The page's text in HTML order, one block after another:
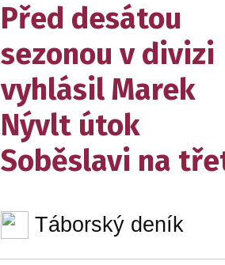
Před desátou
sezonou v divizi
vyhlásil Marek
Nývlt útok
Soběslavi na
Táborský deník